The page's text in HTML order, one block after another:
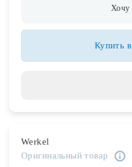
Предметы интерьера
Хочу
Купить
Werkel
Оригинальный товар